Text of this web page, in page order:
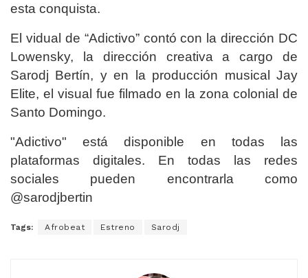
esta conquista.
El vidual de “Adictivo” contó con la dirección DC
Lowensky, la dirección creativa a cargo de
Sarodj Bertín, y en la producción musical Jay
Elite, el visual fue filmado en la zona colonial de
Santo Domingo.
"Adictivo" está disponible en todas las
plataformas digitales. En todas las redes
sociales pueden encontrarla como
@sarodjbertin
Tags: Afrobeat Estreno Sarodj